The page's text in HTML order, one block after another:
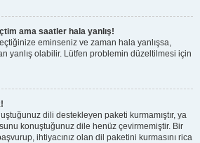
ama saatler hala yanlış!
eminseniz ve zaman hala yanlışsa,
yanlış olabilir. Lütfen problemin düzeltilmesi için
dili destekleyen paketi kurmamıştır, ya
konuştuğunuz dile henüz çevirmemiştir. Bir
ihtiyacınız olan dil paketini kurmasını rica